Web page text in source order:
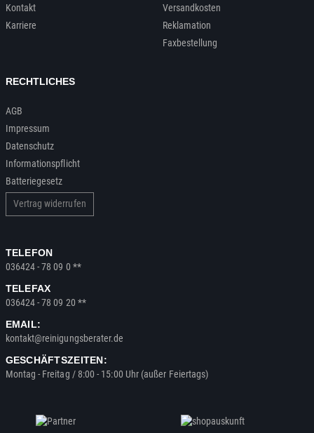
Kontakt
Karriere
Versandkosten
Reklamation
Faxbestellung
RECHTLICHES
AGB
Impressum
Datenschutz
Informationspflicht
Batteriegesetz
Vertrag widerrufen
TELEFON
036424 - 78 09 0 **
TELEFAX
036424 - 78 09 20 **
EMAIL:
kontakt@reinigungsberater.de
GESCHÄFTSZEITEN:
Montag - Freitag / 8:00 - 15:00 Uhr (außer Feiertags)